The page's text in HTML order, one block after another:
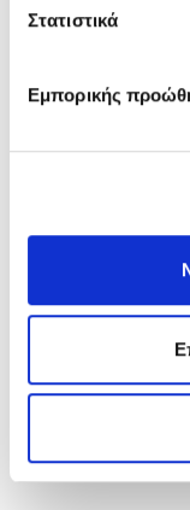
Στατιστικά
Εμπορικής